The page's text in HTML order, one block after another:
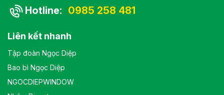
Hotline: 0985 258 481
Liên kết nhanh
Tập đoàn Ngọc Diệp
Bao bì Ngọc Diệp
NGOCDIEPWINDOW